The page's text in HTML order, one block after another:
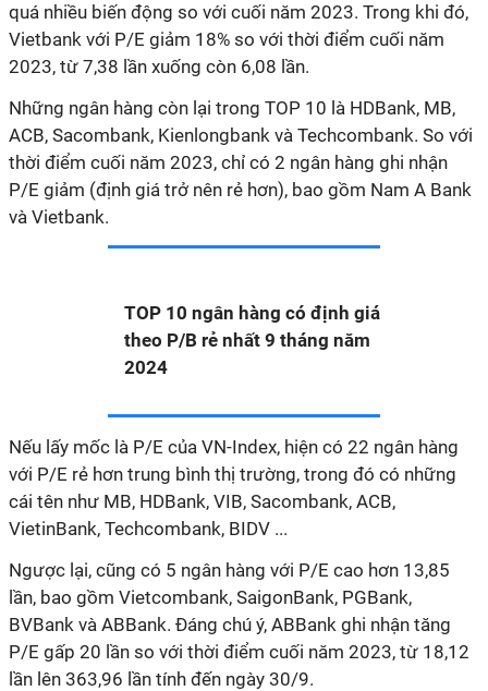
quá nhiều biến động so với cuối năm 2023. Trong khi đó,
Vietbank với P/E giảm 18% so với thời điểm cuối năm
2023, từ 7,38 lần xuống còn 6,08 lần.
Những ngân hàng còn lại trong TOP 10 là HDBank, MB,
ACB, Sacombank, Kienlongbank và Techcombank. So với
thời điểm cuối năm 2023, chỉ có 2 ngân hàng ghi nhận
P/E giảm (định giá trở nên rẻ hơn), bao gồm Nam A Bank
và Vietbank.
TOP 10 ngân hàng có định giá
theo P/B rẻ nhất 9 tháng năm
2024
Nếu lấy mốc là P/E của VN-Index, hiện có 22 ngân hàng
với P/E rẻ hơn trung bình thị trường, trong đó có những
cái tên như MB, HDBank, VIB, Sacombank, ACB,
VietinBank, Techcombank, BIDV ...
Ngược lại, cũng có 5 ngân hàng với P/E cao hơn 13,85
lần, bao gồm Vietcombank, SaigonBank, PGBank,
BVBank và ABBank. Đáng chú ý, ABBank ghi nhận tăng
P/E gấp 20 lần so với thời điểm cuối năm 2023, từ 18,12
lần lên 363,96 lần tính đến ngày 30/9.